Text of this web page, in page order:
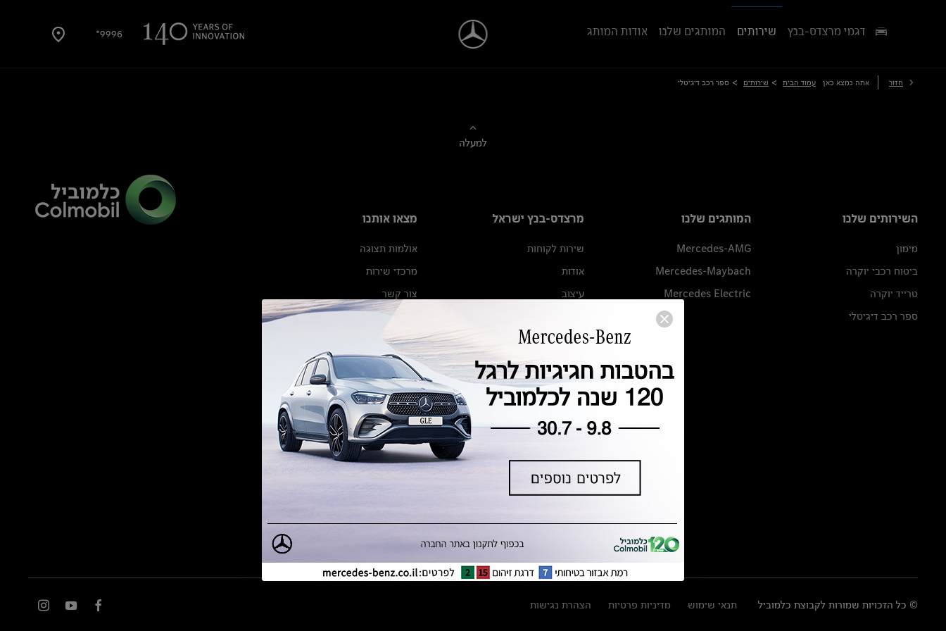
9996* דגמי מרצדס-בנץ שירותים המותגים שלנו אודות המותג
חזור אתה נמצא כאן עמוד הבית > שירותים > ספר רכב דיגיטלי
למעלה
השירותים שלנו
מימון
ביטוח רכבי יוקרה
טרייד יוקרה
ספר רכב דיגיטלי
המותגים שלנו
Mercedes-AMG
Mercedes-Maybach
Mercedes Electric
מרצדס-בנץ ישראל
שירות לקוחות
אודות
עיצוב
מגזין מרצדס-בנץ
ספרי רכב מרצדס-בנץ
נתוני זיהום אוויר וצריכת דלק וחשמל
נתוני תווית צמיגים
מחירון חלפים
הודעה על הטבות לרכבי מרצדס בהסדר
מצאו אותנו
אולמות תצוגה
מרכזי שירות
צור קשר
© כל הזכויות שמורות לקבוצת כלמוביל תנאי שימוש מדיניות פרטיות הצהרת נגישות